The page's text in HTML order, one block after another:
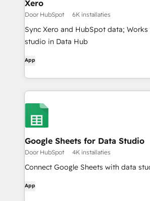
Xero
Door HubSpot 6K installaties
Sync Xero and HubSpot data;
studio in Data Hub
App
Google Sheets for Data Studio
Door HubSpot 4K installaties
Connect Google Sheets with data
App